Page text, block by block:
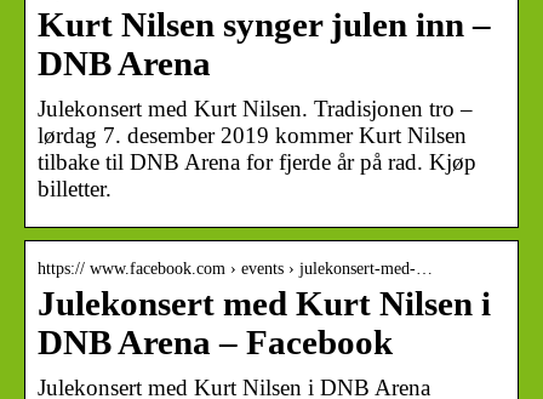
Kurt Nilsen synger julen inn –
DNB Arena
Julekonsert med Kurt Nilsen. Tradisjonen tro –
lørdag 7. desember 2019 kommer Kurt Nilsen
tilbake til DNB Arena for fjerde år på rad. Kjøp
billetter.
https:// www.facebook.com › events › julekonsert-med-…
Julekonsert med Kurt Nilsen i
DNB Arena – Facebook
Julekonsert med Kurt Nilsen i DNB Arena